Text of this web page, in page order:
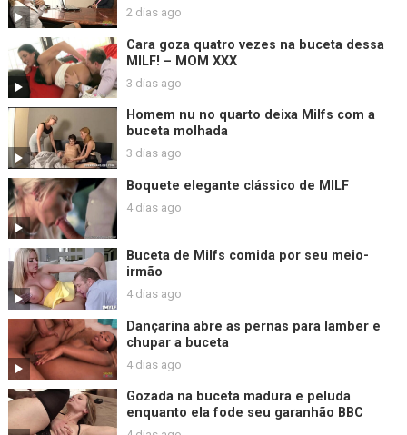
2 dias ago
Cara goza quatro vezes na buceta dessa
MILF! – MOM XXX
3 dias ago
Homem nu no quarto deixa Milfs com a
buceta molhada
3 dias ago
Boquete elegante clássico de MILF
4 dias ago
Buceta de Milfs comida por seu meio-
irmão
4 dias ago
Dançarina abre as pernas para lamber e
chupar a buceta
4 dias ago
Gozada na buceta madura e peluda
enquanto ela fode seu garanhão BBC